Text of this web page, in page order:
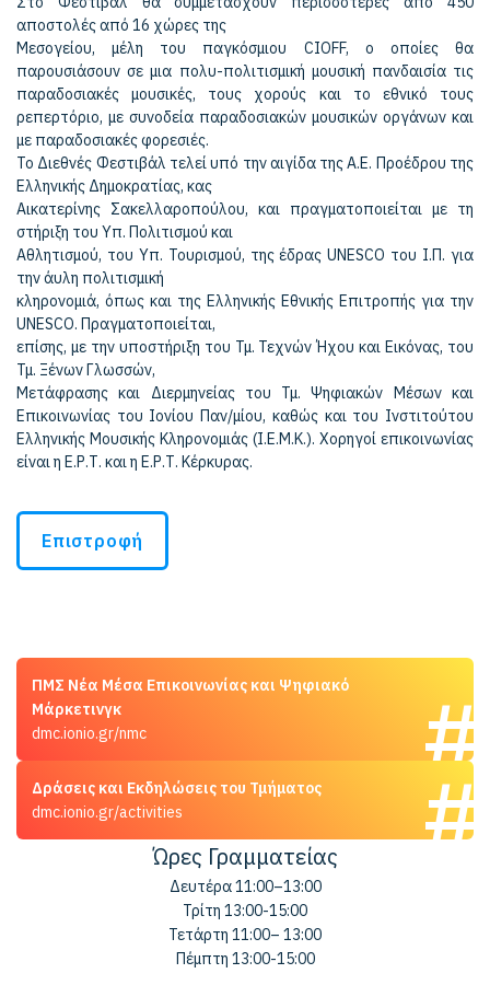
αποστολές από 16 χώρες της
Μεσογείου, μέλη του παγκόσμιου CIOFF, ο οποίες θα
παρουσιάσουν σε μια πολυ-πολιτισμική μουσική πανδαισία τις
παραδοσιακές μουσικές, τους χορούς και το εθνικό τους
ρεπερτόριο, με συνοδεία παραδοσιακών μουσικών οργάνων και
με παραδοσιακές φορεσιές.
Το Διεθνές Φεστιβάλ τελεί υπό την αιγίδα της Α.Ε. Προέδρου της
Ελληνικής Δημοκρατίας, κας
Αικατερίνης Σακελλαροπούλου, και πραγματοποιείται με τη
στήριξη του Υπ. Πολιτισμού και
Αθλητισμού, του Υπ. Τουρισμού, της έδρας UNESCO του Ι.Π. για
την άυλη πολιτισμική
κληρονομιά, όπως και της Ελληνικής Εθνικής Επιτροπής για την
UNESCO. Πραγματοποιείται,
επίσης, με την υποστήριξη του Τμ. Τεχνών Ήχου και Εικόνας, του
Τμ. Ξένων Γλωσσών,
Μετάφρασης και Διερμηνείας του Τμ. Ψηφιακών Μέσων και
Επικοινωνίας του Ιονίου Παν/μίου, καθώς και του Ινστιτούτου
Ελληνικής Μουσικής Κληρονομιάς (Ι.Ε.Μ.Κ.). Χορηγοί επικοινωνίας
είναι η Ε.Ρ.Τ. και η Ε.Ρ.Τ. Κέρκυρας.
Επιστροφή
ΠΜΣ Νέα Μέσα Επικοινωνίας και Ψηφιακό
Μάρκετινγκ
dmc.ionio.gr/nmc
Δράσεις και Εκδηλώσεις του Τμήματος
dmc.ionio.gr/activities
Ώρες Γραμματείας
Δευτέρα 11:00–13:00
Τρίτη 13:00-15:00
Τετάρτη 11:00– 13:00
Πέμπτη 13:00-15:00